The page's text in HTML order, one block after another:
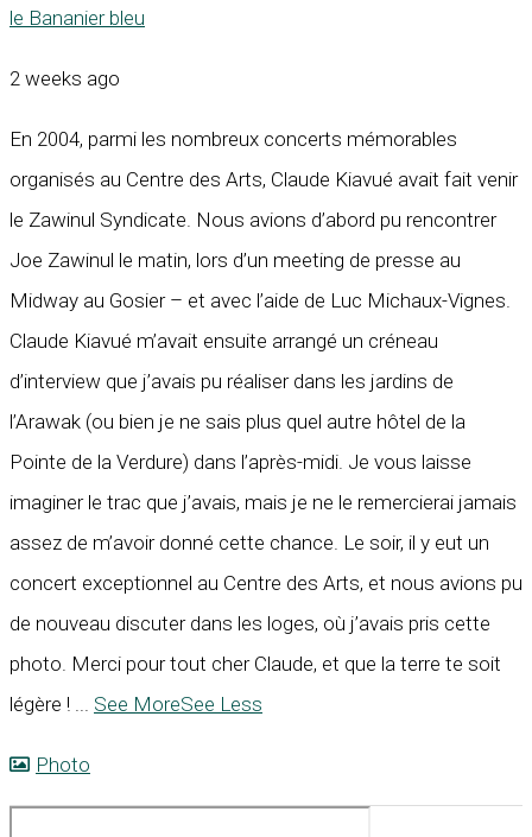
le Bananier bleu
2 weeks ago
En 2004, parmi les nombreux concerts mémorables
organisés au Centre des Arts, Claude Kiavué avait fait venir
le Zawinul Syndicate. Nous avions d’abord pu rencontrer
Joe Zawinul le matin, lors d’un meeting de presse au
Midway au Gosier – et avec l’aide de Luc Michaux-Vignes.
Claude Kiavué m’avait ensuite arrangé un créneau
d’interview que j’avais pu réaliser dans les jardins de
l’Arawak (ou bien je ne sais plus quel autre hôtel de la
Pointe de la Verdure) dans l’après-midi. Je vous laisse
imaginer le trac que j’avais, mais je ne le remercierai jamais
assez de m’avoir donné cette chance. Le soir, il y eut un
concert exceptionnel au Centre des Arts, et nous avions pu
de nouveau discuter dans les loges, où j’avais pris cette
photo. Merci pour tout cher Claude, et que la terre te soit
légère !
See MoreSee Less
Photo